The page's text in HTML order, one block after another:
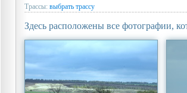
Трассы: выбрать трассу
Здесь расположены все фотографии,